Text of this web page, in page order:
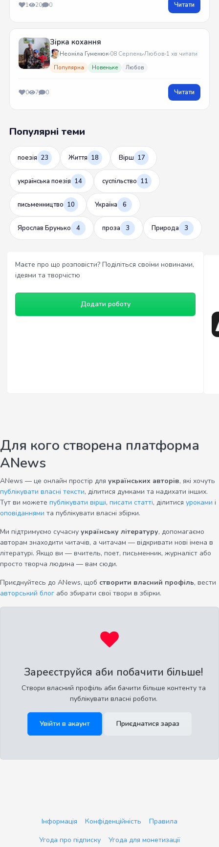
1 20 0 Читати
Зірка кохання
Неоніла Гуменюк 08 СерпеньЛюбов 1 хв читати
Популярна Новеньке Любов
0 7 0 Читати
Популярні теми
поезія 23 Життя 18 Вірш 17
українська поезія 14 суспільство 11
письменництво 10 Україна 6
Ярослав Брунько 4 проза 3 Природа 3
Маєте про що розповісти? Поділіться своїми новинами,
ідеями та творчістю
Додати роботу
Для кого створена платформа
ANews
ANews — це онлайн простір для українських авторів, які хочуть
публікувати власні тексти, ділитися думками та надихати інших.
Тут ви можете публікувати вірші, писати статті, ділитися уроками і
оповіданнями та публікувати власні збірки.
Ми підтримуємо сучасну українську літературу, допомагаємо
авторам знаходити читачів, а читачам — відкривати нові імена в
літературі. Якщо ви — вчитель, поет, письменник, журналіст або
просто творча людина — вам сюди.
Приєднуйтесь до ANews, щоб створити власний профіль, вести
авторський блог або збирати свої твори в збірки.
Зареєструйся аби побачити більше!
Створи власний профіль аби бачити більше контенту та
публікувати власні роботи.
Увійти в акаунт Приєднатися зараз
Інформація Конфіденційність
Правила
Угода про підписку
Угода для монетизації